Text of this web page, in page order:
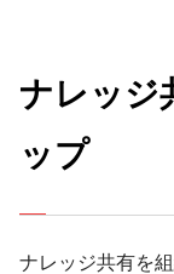
ナレッジ
ップ
ナレッジ共有を